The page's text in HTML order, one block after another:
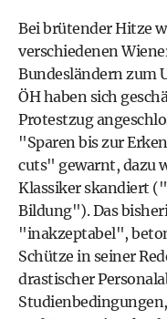
Bei brütender Hitze
verschiedenen
Bundesländern zum
ÖH haben sich
Protestzug
"Sparen bis zur
cuts" gewarnt, dazu
Klassiker skandiert
Bildung"). Das
"inakzeptabel",
Schütze in seiner
drastischer